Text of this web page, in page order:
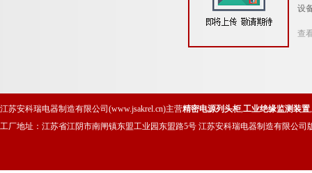
设
查
江苏安科瑞电器制造有限公司(www.jsakrel.cn)主营精密电源列头柜,工业绝缘监测装置
工厂地址：江苏省江阴市南闸镇东盟工业园东盟路5号 江苏安科瑞电器制造有限公司